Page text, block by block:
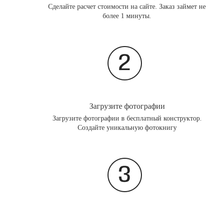
Сделайте расчет стоимости на сайте. Заказ займет не
более 1 минуты.
Загрузите фотографии
Загрузите фотографии в бесплатный конструктор.
Создайте уникальную фотокнигу